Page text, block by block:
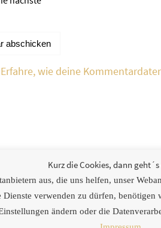
Erfahre, wie deine
Kurz die Cookies, dann
aus, die uns helfen, unser
verwenden zu dürfen,
ändern oder die